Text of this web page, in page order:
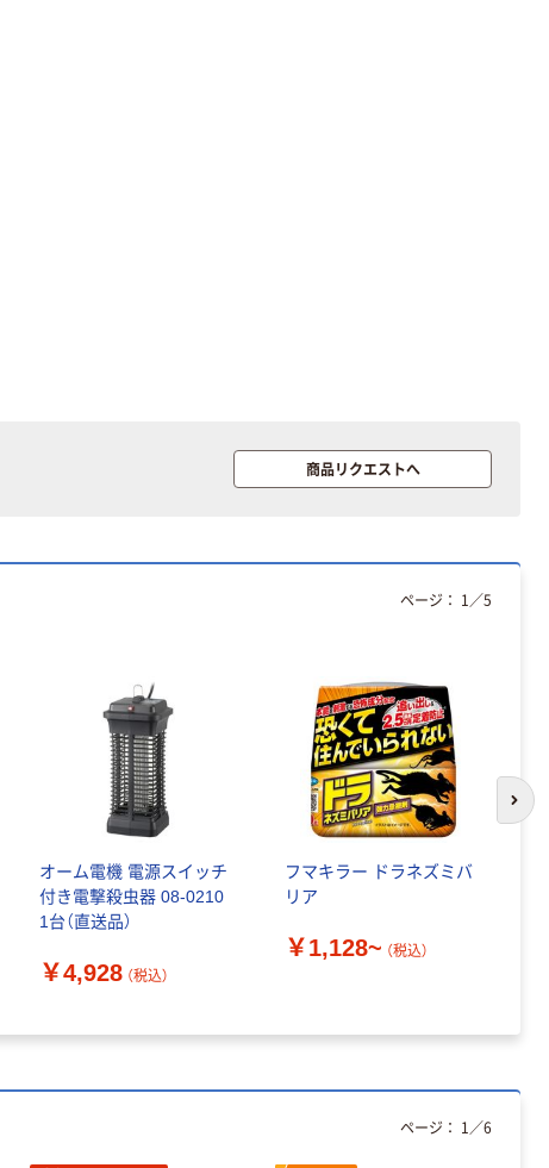
商品リクエストへ
オーム電機 電源スイッチ
付き電撃殺虫器 08-0210
1台（直送品）
￥4,928 （税込）
フマキラー ドラネズミバ
リア
￥1,128~ （税込）
ページ： 1／5
次
ページ： 1 ／6